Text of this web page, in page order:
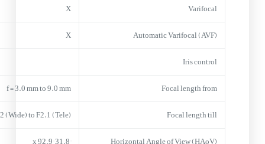
Varifocal
X
Automatic Varifocal (AVF)
X
Iris control
Focal length from
f = 3.0 mm to 9.0 mm
Focal length till
(Wide) to F2.1 (Tele)